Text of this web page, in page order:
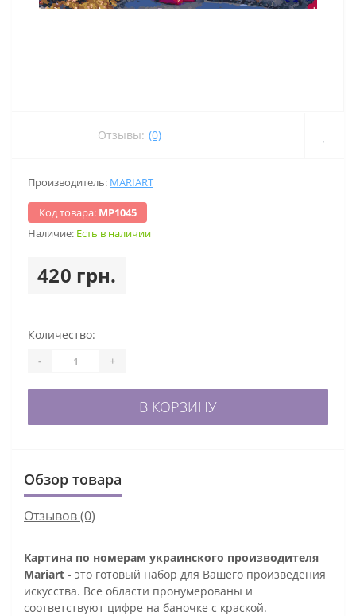
Отзывы: (0)
Производитель: MARIART
Код товара: МР1045
Наличие: Есть в наличии
420 грн.
Количество:
- +
В КОРЗИНУ
Обзор товара
Отзывов (0)
Картина по номерам украинского производителя
Mariart - это готовый набор для Вашего произведения
искусства. Все области пронумерованы и
соответствуют цифре на баночке с краской.